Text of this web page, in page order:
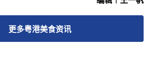
更多粤港美食资讯